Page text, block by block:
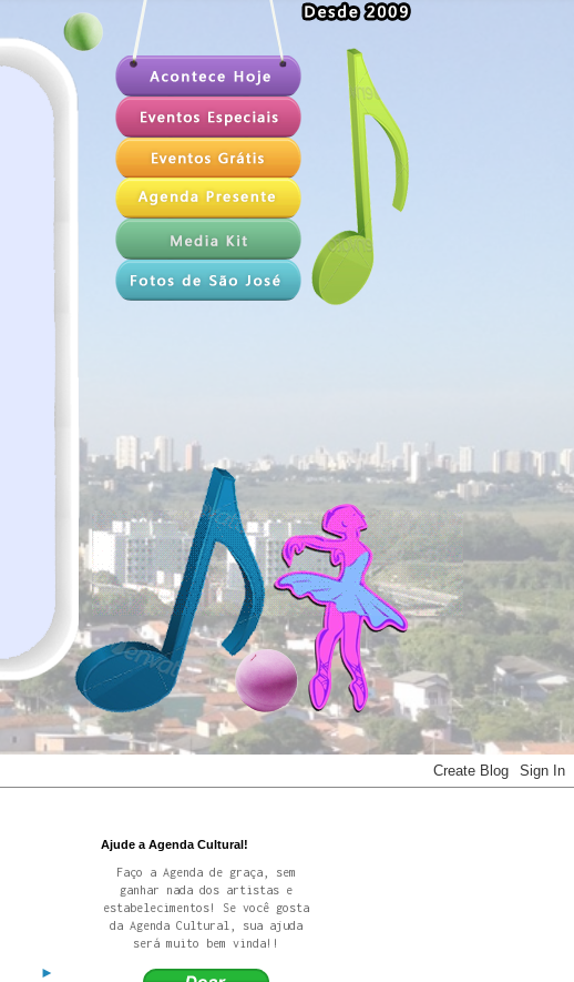
►
Ajude a Agenda Cultural!
Faço a Agenda de graça, sem
ganhar nada dos artistas e
estabelecimentos! Se você gosta
da Agenda Cultural, sua ajuda
será muito bem vinda!!